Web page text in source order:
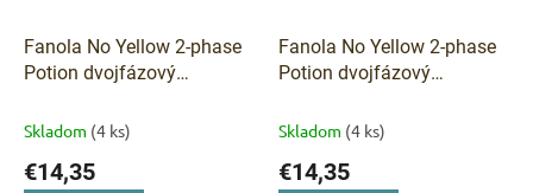
Fanola No Yellow 2-phase
Potion dvojfázový
Skladom (4 ks)
€14,35
Fanola No Yellow 2-phase
Potion dvojfázový
Skladom (4 ks)
€14,35